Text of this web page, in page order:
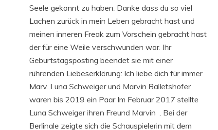
Seele gekannt zu haben. Danke dass du so viel
Lachen zurück in mein Leben gebracht hast und
meinen inneren Freak zum Vorschein gebracht hast
der für eine Weile verschwunden war. Ihr
Geburtstagsposting beendet sie mit einer
rührenden Liebeserklärung: Ich liebe dich für immer
Marv. Luna Schweiger und Marvin Balletshofer
waren bis 2019 ein Paar Im Februar 2017 stellte
Luna Schweiger ihren Freund Marvin . Bei der
Berlinale zeigte sich die Schauspielerin mit dem